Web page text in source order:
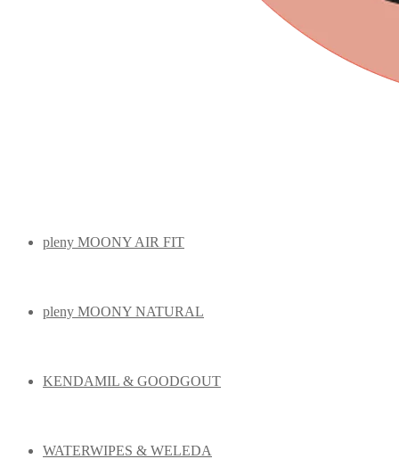
Menu
pleny MOONY AIR FIT
pleny MOONY NATURAL
KENDAMIL & GOODGOUT
WATERWIPES & WELEDA